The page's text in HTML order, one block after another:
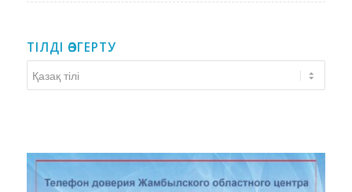
ТІЛДІ ӨЗГЕРТУ
өзгерту